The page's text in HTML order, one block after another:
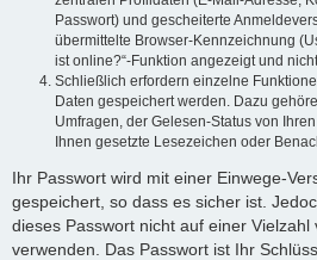
Passwort) und gescheiterte
übermittelte Browser-Kennzeichnung
ist online?“-Funktion angezeigt und
Schließlich erfordern einzelne
Daten gespeichert werden. Dazu
Umfragen, der Gelesen-Status von
Ihnen gesetzte Lesezeichen oder
Ihr Passwort wird mit einer Einwege-
gespeichert, so dass es sicher ist.
dieses Passwort nicht auf einer Vielzahl
verwenden. Das Passwort ist Ihr